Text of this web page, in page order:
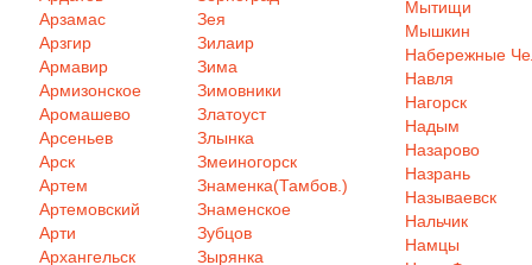
Арзамас
Арзгир
Армавир
Армизонское
Аромашево
Арсеньев
Арск
Артем
Артемовский
Арти
Архангельск
Зея
Зилаир
Зима
Зимовники
Златоуст
Злынка
Змеиногорск
Знаменка(Тамбов.)
Знаменское
Зубцов
Зырянка
Мытищи
Мышкин
Набережные
Навля
Нагорск
Надым
Назарово
Назрань
Называевск
Нальчик
Намцы